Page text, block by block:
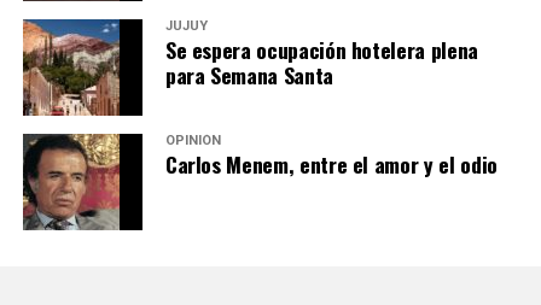
JUJUY
Se espera ocupación hotelera plena
para Semana Santa
OPINIÓN
Carlos Menem, entre el amor y el odio